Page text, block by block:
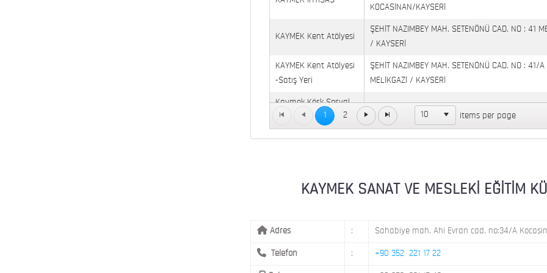
KOCASİNAN/KAYSERİ
KAYMEK Kent Atölyesi
ŞEHİT NAZIMBEY MAH. SETENÖNÜ CAD. NO : 41
/ KAYSERİ
KAYMEK Kent Atölyesi
-Satış Yeri
ŞEHİT NAZIMBEY MAH. SETENÖNÜ CAD. NO : 41/A
MELİKGAZİ / KAYSERİ
Kaymek Köşk Sosyal
Yaşam Merkezi
Köşk Mahallesi, Orgeneral Eşref Bitlis Bulvarı,
KAYMEK MOSTAR
KAYMEK TOKİ
MİMARSİNAN DEMOKRASİ MAH. FATİN RÜŞTÜ
1 2 10 items per page
KAYMEK SANAT VE MESLEKİ EĞİTİM
Adres : Sahabiye mah. Ahi Evran cad. no:34/A
Telefon : +90 352 221 17 22